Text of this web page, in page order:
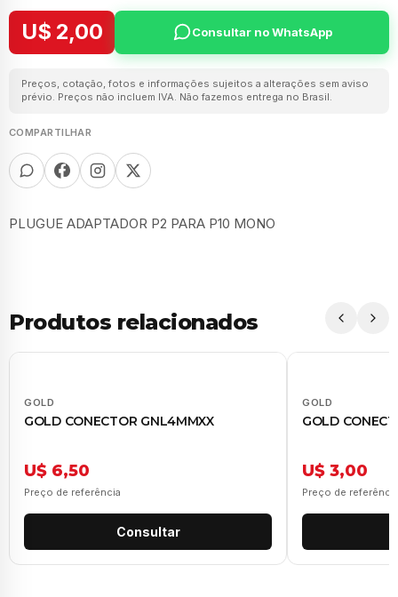
U$ 2,00
Consultar no WhatsApp
Preços, cotação, fotos e informações sujeitos a alterações sem aviso
prévio. Preços não incluem IVA. Não fazemos entrega no Brasil.
COMPARTILHAR
PLUGUE ADAPTADOR P2 PARA P10 MONO
Produtos relacionados
GOLD
GOLD CONECTOR GNL4MMXX
U$ 6,50
Preço de referência
Consultar
GOLD
GOLD
U$ 3,00
Preço de referência